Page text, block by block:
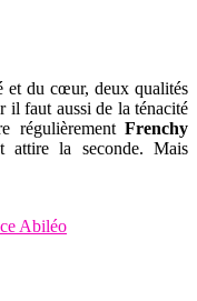
et du cœur, deux qualités
il faut aussi de la ténacité
régulièrement Frenchy
attire la seconde. Mais
Abiléo